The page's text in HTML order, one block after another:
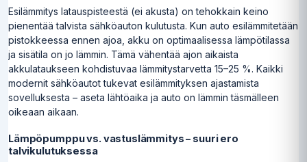
Esilämmitys latauspisteestä (ei akusta) on tehokkain keino
pienentää talvista sähköauton kulutusta. Kun auto esilämmitetään
pistokkeessa ennen ajoa, akku on optimaalisessa lämpötilassa
ja sisätila on jo lämmin. Tämä vähentää ajon aikaista
akkulataukseen kohdistuvaa lämmitystarvetta 15–25 %. Kaikki
modernit sähköautot tukevat esilämmityksen ajastamista
sovelluksesta – aseta lähtöaika ja auto on lämmin täsmälleen
oikeaan aikaan.
Lämpöpumppu vs. vastuslämmitys – suuri ero
talvikulutuksessa